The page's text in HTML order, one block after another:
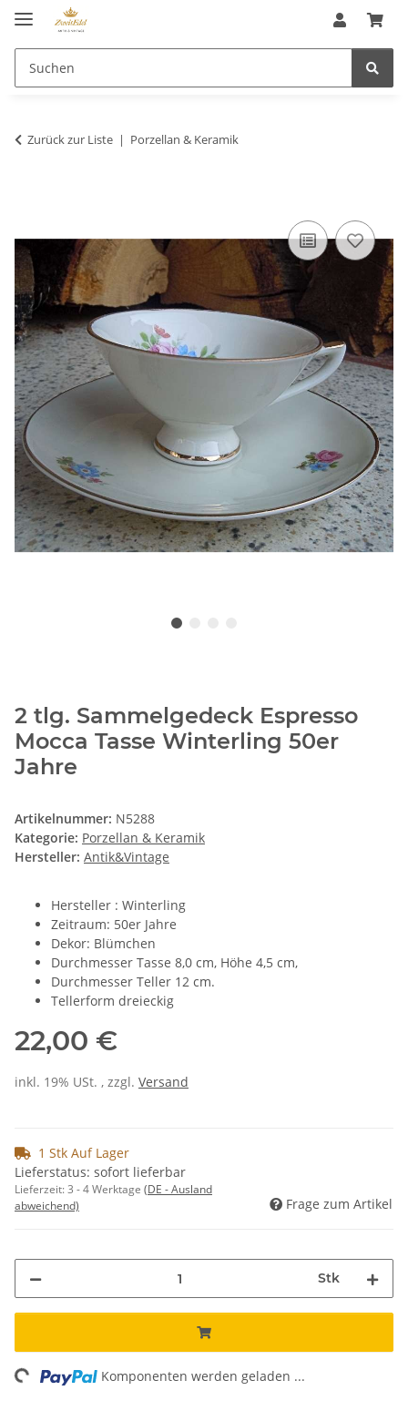
Zurück zur Liste Porzellan & Keramik
2 tlg. Sammelgedeck Espresso
Mocca Tasse Winterling 50er
Jahre
Artikelnummer: N5288
Kategorie: Porzellan & Keramik
Hersteller: Antik&Vintage
Hersteller : Winterling
Zeitraum: 50er Jahre
Dekor: Blümchen
Durchmesser Tasse 8,0 cm, Höhe 4,5 cm,
Durchmesser Teller 12 cm.
Tellerform dreieckig
22,00 €
inkl. 19% USt. , zzgl. Versand
1 Stk Auf Lager
Lieferstatus: sofort lieferbar
Lieferzeit:3 - 4 Werktage (DE - Ausland
abweichend)
Frage zum Artikel
Stk
Komponenten werden geladen ...